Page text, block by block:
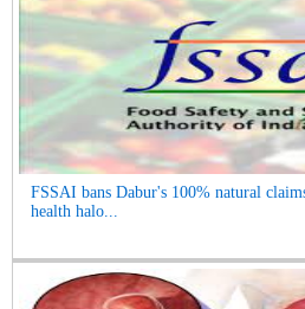
FSSAI bans Dabur's 100% natural
health halo...